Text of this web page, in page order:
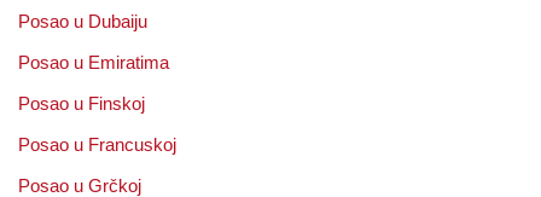
Posao u Dubaiju
Posao u Emiratima
Posao u Finskoj
Posao u Francuskoj
Posao u Grčkoj